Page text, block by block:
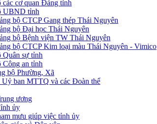
các cơ quan Đảng tỉnh
UBND tỉnh
bộ CTCP Gang thép Thái Nguyên
bộ Đại học Thái Nguyên
bộ Bệnh viện TW Thái Nguyên
bộ CTCP Kim loại màu Thái Nguyên - Vimico
Quân sự tỉnh
Công an tỉnh
bộ Phường, Xã
Uỷ ban MTTQ và các Đoàn thể
ương
ủy
mưu giúp việc tỉnh ủy